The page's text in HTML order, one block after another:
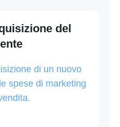
del
di un nuovo
spese di marketing